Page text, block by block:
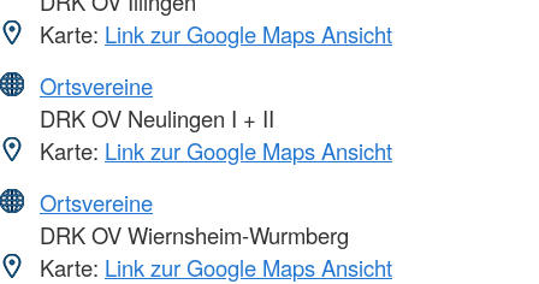
Karte: Link zur Google Maps Ansicht
Ortsvereine
DRK OV Neulingen I + II
Karte: Link zur Google Maps Ansicht
Ortsvereine
DRK OV Wiernsheim-Wurmberg
Karte: Link zur Google Maps Ansicht